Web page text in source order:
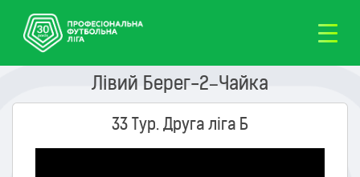
Лівий Берег-2–Чайка
33 Тур. Друга ліга Б